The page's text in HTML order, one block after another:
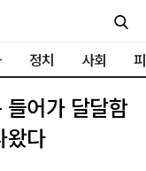
정치 사회
어가 달달함
왔다